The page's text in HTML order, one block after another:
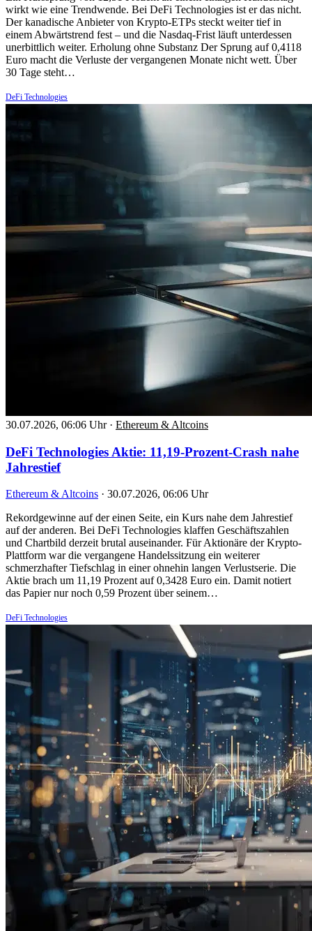
wirkt wie eine Trendwende. Bei DeFi Technologies ist er das nicht.
Der kanadische Anbieter von Krypto-ETPs steckt weiter tief in
einem Abwärtstrend fest – und die Nasdaq-Frist läuft unterdessen
unerbittlich weiter. Erholung ohne Substanz Der Sprung auf 0,4118
Euro macht die Verluste der vergangenen Monate nicht wett. Über
30 Tage steht…
DeFi Technologies
30.07.2026, 06:06 Uhr · Ethereum & Altcoins
DeFi Technologies Aktie: 11,19-Prozent-Crash nahe
Jahrestief
Ethereum & Altcoins · 30.07.2026, 06:06 Uhr
Rekordgewinne auf der einen Seite, ein Kurs nahe dem Jahrestief
auf der anderen. Bei DeFi Technologies klaffen Geschäftszahlen
und Chartbild derzeit brutal auseinander. Für Aktionäre der Krypto-
Plattform war die vergangene Handelssitzung ein weiterer
schmerzhafter Tiefschlag in einer ohnehin langen Verlustserie. Die
Aktie brach um 11,19 Prozent auf 0,3428 Euro ein. Damit notiert
das Papier nur noch 0,59 Prozent über seinem…
DeFi Technologies